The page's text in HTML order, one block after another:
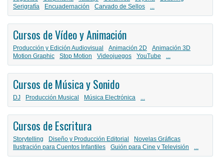
Serigrafía
Encuadernación Carvado de Sellos ...
Cursos de Vídeo y Animación
Producción y Edición Audiovisual Animación 2D
Animación 3D
Motion Graphic
Stop Motion Videojuegos YouTube ...
Cursos de Música y Sonido
DJ Producción Musical Música Electrónica ...
Cursos de Escritura
Storytelling Diseño y Producción Editorial
Novelas Gráficas
Ilustración para Cuentos Infantiles
Guión para Cine y Televisión ...